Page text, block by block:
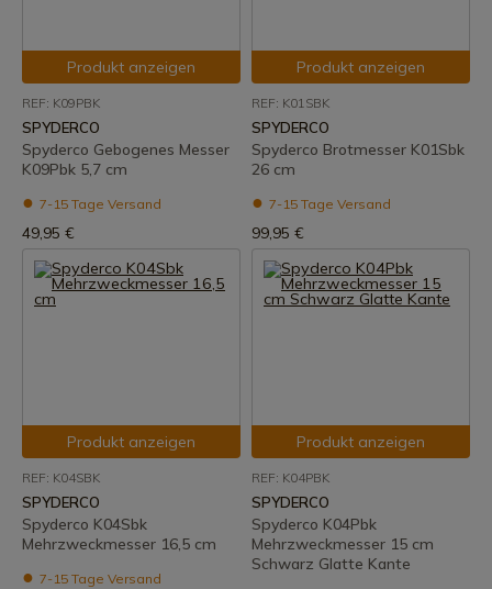
Produkt anzeigen
REF: K09PBK
SPYDERCO
Spyderco Gebogenes Messer
K09Pbk 5,7 cm
7-15 Tage Versand
49,95 €
Produkt anzeigen
REF: K01SBK
SPYDERCO
Spyderco Brotmesser K01Sbk
26 cm
7-15 Tage Versand
99,95 €
Produkt anzeigen
REF: K04SBK
SPYDERCO
Spyderco K04Sbk
Mehrzweckmesser 16,5 cm
7-15 Tage Versand
Produkt anzeigen
REF: K04PBK
SPYDERCO
Spyderco K04Pbk
Mehrzweckmesser 15 cm
Schwarz Glatte Kante